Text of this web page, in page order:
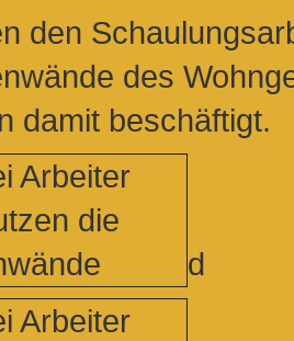
den
des
damit beschäftigt.
d